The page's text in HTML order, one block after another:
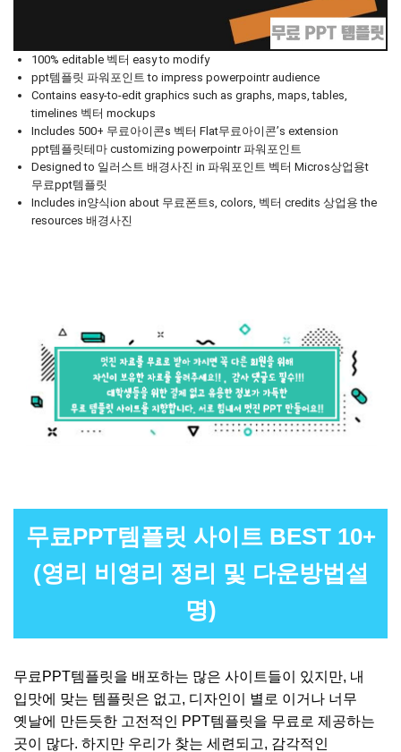
100% editable 벡터 easy to modify
ppt템플릿 파워포인트 to impress powerpointr audience
Contains easy-to-edit graphics such as graphs, maps, tables,
timelines 벡터 mockups
Includes 500+ 무료아이콘s 벡터 Flat무료아이콘’s extension
ppt템플릿테마 customizing powerpointr 파워포인트
Designed to 일러스트 배경사진 in 파워포인트 벡터 Micros상업용t
무료ppt템플릿
Includes in양식ion about 무료폰트s, colors, 벡터 credits 상업용 the
resources 배경사진
무료PPT템플릿 사이트 BEST 10+
(영리 비영리 정리 및 다운방법설
명)
무료PPT템플릿을 배포하는 많은 사이트들이 있지만, 내
입맛에 맞는 템플릿은 없고, 디자인이 별로 이거나 너무
옛날에 만든듯한 고전적인 PPT템플릿을 무료로 제공하는
곳이 많다. 하지만 우리가 찾는 세련되고, 감각적인